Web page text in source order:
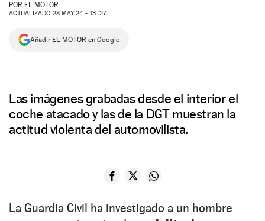
POR EL MOTOR
ACTUALIZADO 28 MAY 24 - 13: 27
Añadir EL MOTOR en Google
Las imágenes grabadas desde el interior el
coche atacado y las de la DGT muestran la
actitud violenta del automovilista.
La Guardia Civil ha investigado a un hombre